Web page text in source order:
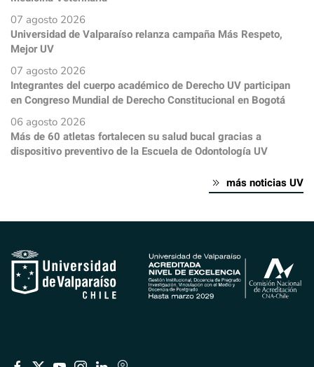
07 agosto 2026
Universidad de Valparaíso relanza campaña Más Respeto,
Mejor UV
07 agosto 2026
Integrantes del cuerpo académico de Derecho UV participan
en Congreso Mundial de Derecho Constitucional en Bogotá
06 agosto 2026
Más de 60 atletas fortalecen su salud bucal gracias a
dispositivo preventivo de la Escuela de Odontología UV
más noticias UV